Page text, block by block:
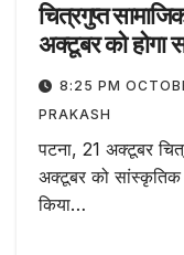
चित्रगुप्त
अक्टूबर को होगा
8:25 PM
PRAKASH
पटना, 21 अक्टूबर
अक्टूबर को सांस्कृतिक
किया…